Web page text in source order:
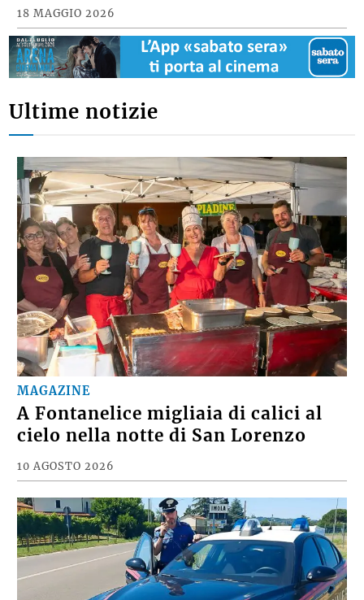
18 MAGGIO 2026
Ultime notizie
MAGAZINE
A Fontanelice migliaia di calici al
cielo nella notte di San Lorenzo
10 AGOSTO 2026